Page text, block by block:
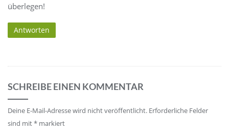
überlegen!
Antworten
SCHREIBE EINEN KOMMENTAR
Deine E-Mail-Adresse wird nicht veröffentlicht. Erforderliche Felder
sind mit* markiert